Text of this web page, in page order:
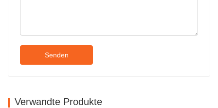
Senden
Verwandte Produkte